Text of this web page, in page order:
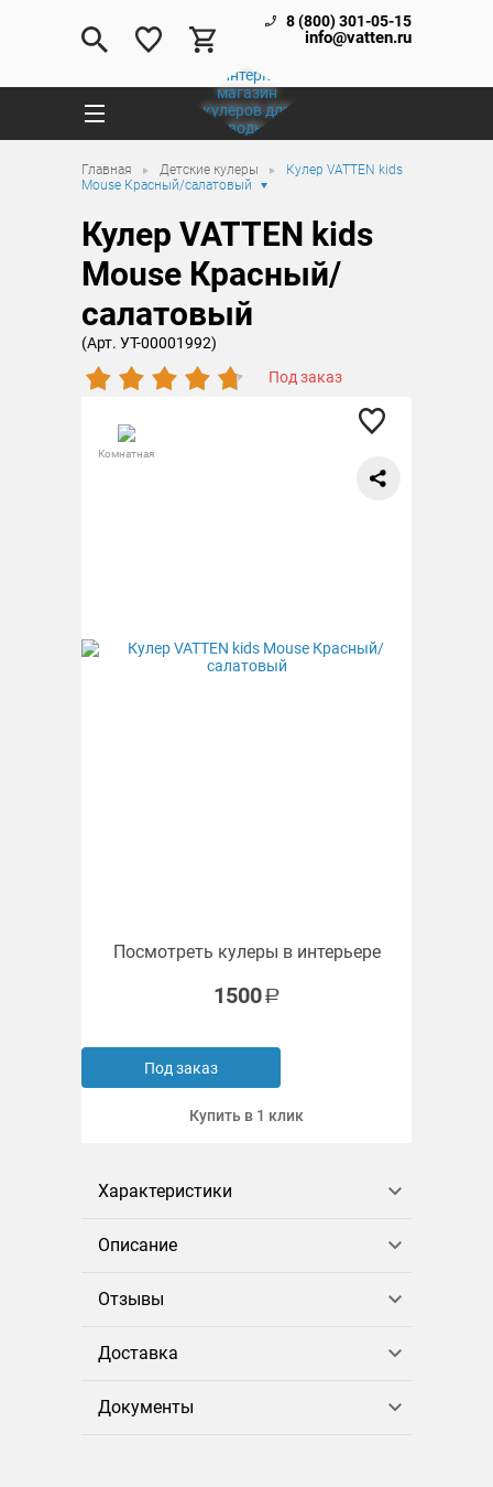
8 (800) 301-05-15
info@vatten.ru
Главная Детские кулеры
Кулер VATTEN kids
Mouse Красный/салатовый
Кулер VATTEN kids
Mouse Красный/
салатовый
(Арт. УТ-00001992)
Под заказ
Комнатная
Посмотреть кулеры в интерьере
1500
Под заказ
Купить в 1 клик
Характеристики
Описание
Отзывы
Доставка
Документы